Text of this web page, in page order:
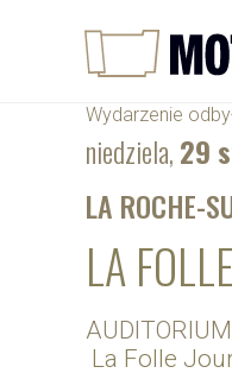
Wydarzenie
niedziela,29
LA ROCHE-
LA
La Folle